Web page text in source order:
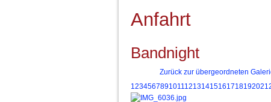
Anfahrt
Bandnight
Zurück zur übergeordneten
123456789101112131415161718192021